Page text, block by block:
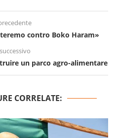
contro Boko Haram»
un parco agro-alimentare
CORRELATE: